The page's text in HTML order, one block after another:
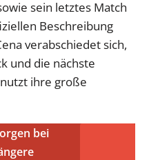
sein letztes Match
Beschreibung
verabschiedet sich,
und die nächste
ihre große
bei